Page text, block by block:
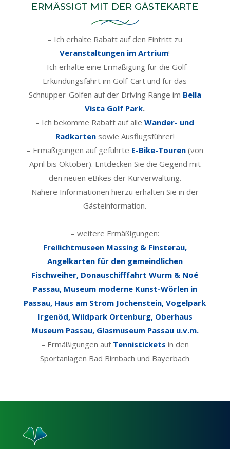
ERMÄSSIGT MIT DER GÄSTEKARTE
– Ich erhalte Rabatt auf den Eintritt zu
Veranstaltungen im Artrium!
– Ich erhalte eine Ermäßigung für die Golf-
Erkundungsfahrt im Golf-Cart und für das
Schnupper-Golfen auf der Driving Range im Bella
Vista Golf Park.
– Ich bekomme Rabatt auf alleWander- und
Radkartensowie Ausflugsführer!
– Ermäßigungen auf geführte E-Bike-Touren(von
April bis Oktober). Entdecken Sie die Gegend mit
den neuen eBikes der Kurverwaltung.
Nähere Informationen hierzu erhalten Sie in der
Gästeinformation.
– weitere Ermäßigungen:
Freilichtmuseen Massing & Finsterau,
Angelkarten für den gemeindlichen
Fischweiher, Donauschifffahrt Wurm & Noé
Passau, Museum moderne Kunst-Wörlen in
Passau, Haus am Strom Jochenstein, Vogelpark
Irgenöd, Wildpark Ortenburg, Oberhaus
Museum Passau, Glasmuseum Passau u.v.m.
– Ermäßigungen auf Tennistickets in den
Sportanlagen Bad Birnbach und Bayerbach